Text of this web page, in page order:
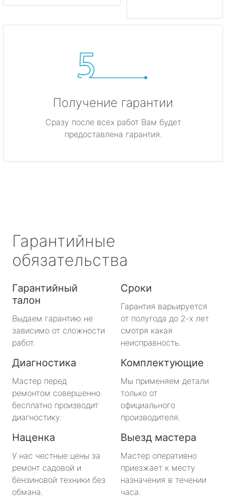
Получение гарантии
Сразу после всех работ Вам будет
предоставлена гарантия.
Гарантийные
обязательства
Гарантийный
талон
Выдаем гарантию не
зависимо от сложности
работ.
Сроки
Гарантия варьируется
от полугода до 2-х лет
смотря какая
неисправность.
Диагностика
Мастер перед
ремонтом совершенно
бесплатно производит
диагностику.
Комплектующие
Мы применяем детали
только от
официального
производителя.
Наценка
У нас честные цены за
ремонт садовой и
бензиновой техники без
обмана.
Выезд мастера
Мастер оперативно
приезжает к месту
назначения в течении
часа.